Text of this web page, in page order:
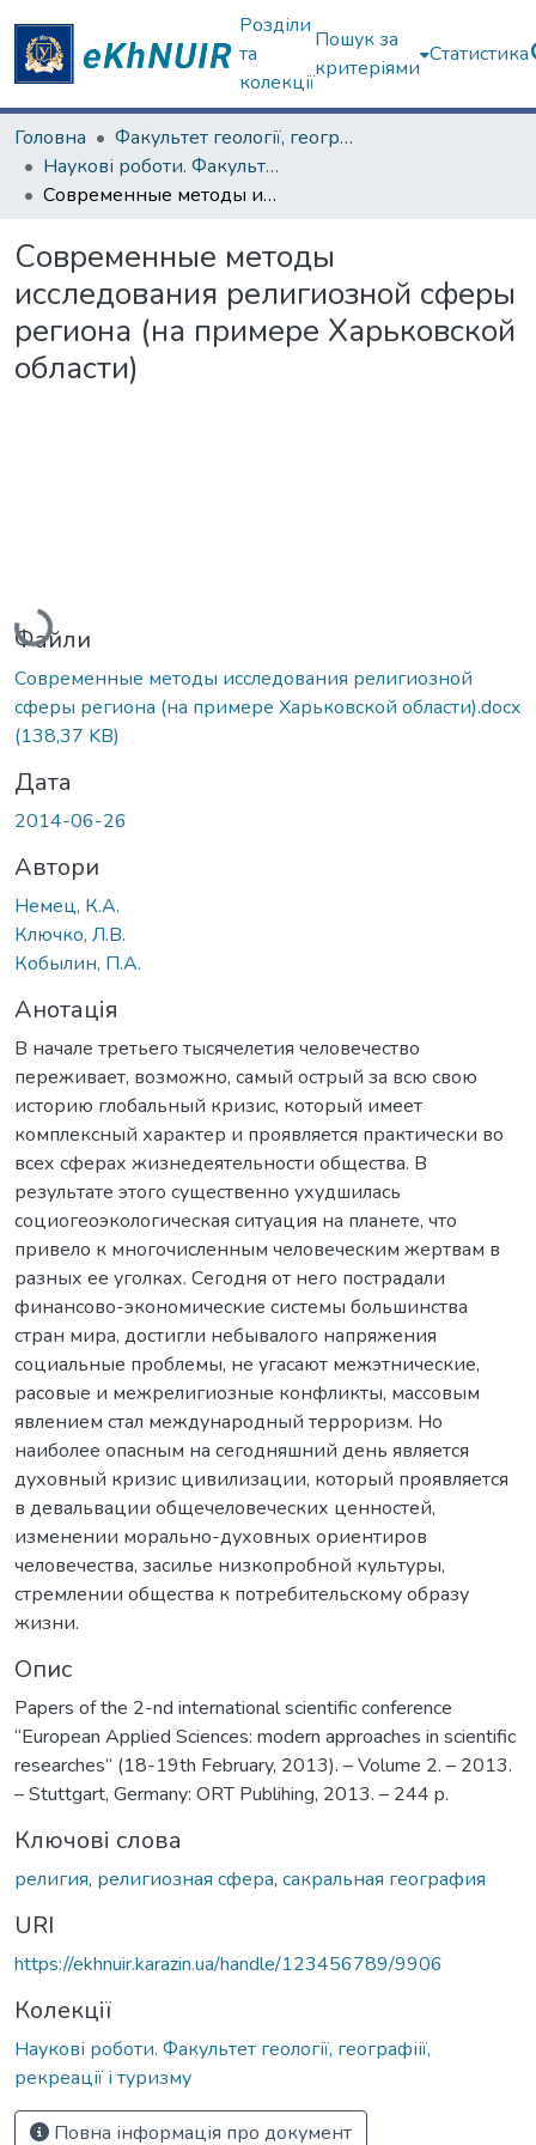
Розділи
та
колекції
Пошук за
критеріями
Статистика
Головна
Факультет геології, географіії, рекреації і туризму
Наукові роботи. Факультет геології, географіії, рекреації і туризму
Современные методы исследования религиозной сферы региона (на примере Харьковской области)
Современные методы
исследования религиозной сферы
региона (на примере Харьковской
области)
Вантажиться...
Файли
Современные методы исследования религиозной
сферы региона (на примере Харьковской области).docx
(138,37 KB)
Дата
2014-06-26
Автори
Немец, К.А.
Ключко, Л.В.
Кобылин, П.А.
Анотація
В начале третьего тысячелетия человечество
переживает, возможно, самый острый за всю свою
историю глобальный кризис, который имеет
комплексный характер и проявляется практически во
всех сферах жизнедеятельности общества. В
результате этого существенно ухудшилась
социогеоэкологическая ситуация на планете, что
привело к многочисленным человеческим жертвам в
разных ее уголках. Сегодня от него пострадали
финансово-экономические системы большинства
стран мира, достигли небывалого напряжения
социальные проблемы, не угасают межэтнические,
расовые и межрелигиозные конфликты, массовым
явлением стал международный терроризм. Но
наиболее опасным на сегодняшний день является
духовный кризис цивилизации, который проявляется
в девальвации общечеловеческих ценностей,
изменении морально-духовных ориентиров
человечества, засилье низкопробной культуры,
стремлении общества к потребительскому образу
жизни.
Опис
Papers of the 2-nd international scientific conference
“European Applied Sciences: modern approaches in scientific
researches” (18-19th February, 2013). – Volume 2. – 2013.
– Stuttgart, Germany: ORT Publihing, 2013. – 244 p.
Ключові слова
религия, религиозная сфера, сакральная география
URI
https://ekhnuir.karazin.ua/handle/123456789/9906
Колекції
Наукові роботи. Факультет геології, географіії,
рекреації і туризму
Повна інформація про документ